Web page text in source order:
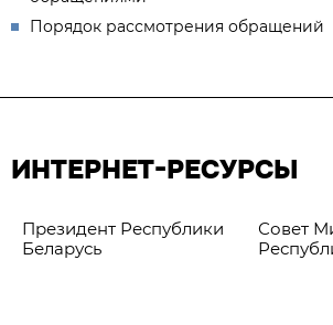
Порядок рассмотрения обращений
ИНТЕРНЕТ-РЕСУРСЫ
Президент Республики
Беларусь
Совет